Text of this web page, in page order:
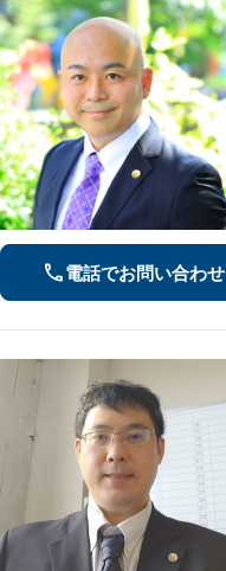
電話でお問い合わせ